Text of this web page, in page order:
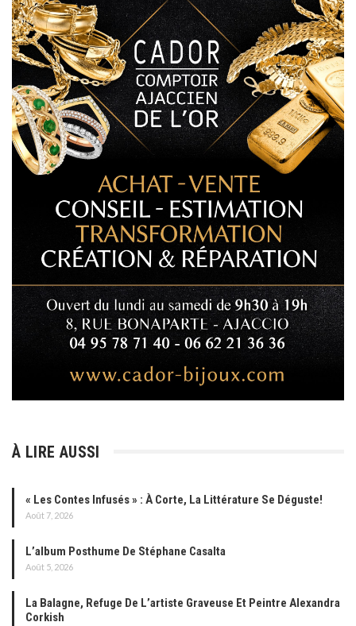
À LIRE AUSSI
« Les Contes Infusés » : À Corte, La Littérature Se Déguste!
Août 7, 2026
L’album Posthume De Stéphane Casalta
Août 5, 2026
La Balagne, Refuge De L’artiste Graveuse Et Peintre Alexandra
Corkish